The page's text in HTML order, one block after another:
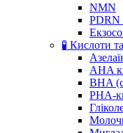
NMN
PDRN
🧪 Кислоти
AHA
BHA
PHA-